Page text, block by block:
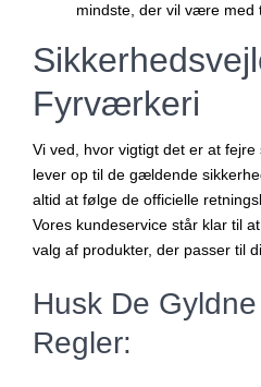
mindste, der vil være med
Fyrværkeri
Vi ved, hvor vigtigt det er at
lever op til de gældende
altid at følge de officielle
Vores kundeservice står klar til
valg af produkter, der passer til
Husk De
Regler: